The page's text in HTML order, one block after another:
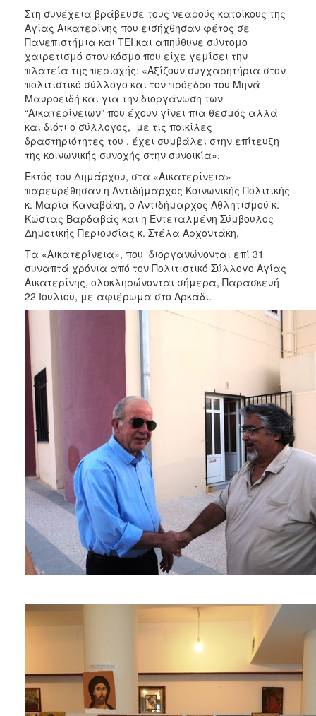
Στη συνέχεια βράβευσε τους νεαρούς κατοίκους της
Αγίας Αικατερίνης που εισήχθησαν φέτος σε
Πανεπιστήμια και ΤΕΙ και απηύθυνε σύντομο
χαιρετισμό στον κόσμο που είχε γεμίσει την
πλατεία της περιοχής: «Αξίζουν συγχαρητήρια στον
πολιτιστικό σύλλογο και τον πρόεδρο του Μηνά
Μαυροειδή και για την διοργάνωση των
“Αικατερίνειων” που έχουν γίνει πια θεσμός αλλά
και διότι ο σύλλογος, με τις ποικίλες
δραστηριότητες του , έχει συμβάλει στην επίτευξη
της κοινωνικής συνοχής στην συνοικία».
Εκτός του Δημάρχου, στα «Αικατερίνεια»
παρευρέθησαν η Αντιδήμαρχος Κοινωνικής Πολιτικής
κ. Μαρία Καναβάκη, ο Αντιδήμαρχος Αθλητισμού κ.
Κώστας Βαρδαβάς και η Εντεταλμένη Σύμβουλος
Δημοτικής Περιουσίας κ. Στέλα Αρχοντάκη.
Τα «Αικατερίνεια», που διοργανώνονται επί 31
συναπτά χρόνια από τον Πολιτιστικό Σύλλογο Αγίας
Αικατερίνης, ολοκληρώνονται σήμερα, Παρασκευή
22 Ιουλίου, με αφιέρωμα στο Αρκάδι.